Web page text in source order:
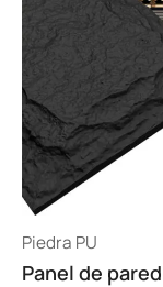
Piedra PU
Panel de